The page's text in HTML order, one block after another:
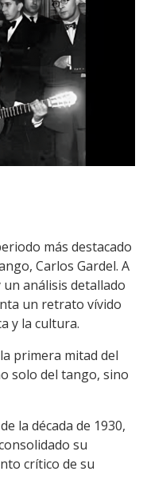
más destacado
Carlos Gardel. A
análisis detallado
un retrato vívido
y la cultura.
primera mitad del
solo del tango, sino
la década de 1930,
su
crítico de su